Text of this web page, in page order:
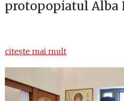
protopopiatul Alba
citește mai mult